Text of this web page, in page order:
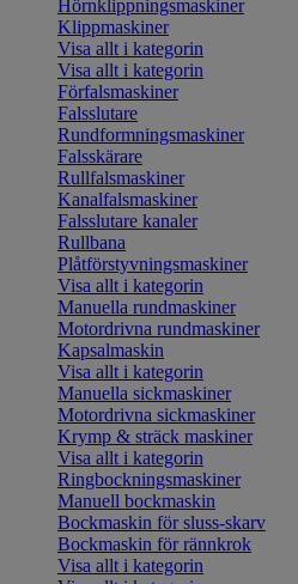
Hörnklippningsmaskiner
Klippmaskiner
Visa allt i kategorin
Visa allt i kategorin
Förfalsmaskiner
Falsslutare
Rundformningsmaskiner
Falsskärare
Rullfalsmaskiner
Kanalfalsmaskiner
Falsslutare kanaler
Rullbana
Plåtförstyvningsmaskiner
Visa allt i kategorin
Manuella rundmaskiner
Motordrivna rundmaskiner
Kapsalmaskin
Visa allt i kategorin
Manuella sickmaskiner
Motordrivna sickmaskiner
Krymp & sträck maskiner
Visa allt i kategorin
Ringbockningsmaskiner
Manuell bockmaskin
Bockmaskin för sluss-skarv
Bockmaskin för rännkrok
Visa allt i kategorin